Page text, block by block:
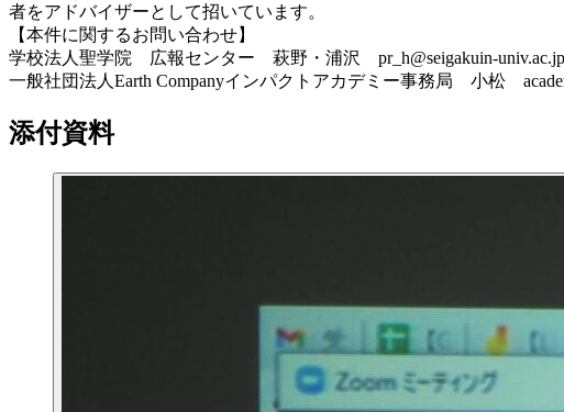
者をアドバイザーとして招いています。
【本件に関するお問い合わせ】
学校法人聖学院 広報センター 萩野・浦沢 pr_h@seigakuin-univ.ac.jp
一般社団法人Earth Companyインパクトアカデミー事務局 小松
添付資料